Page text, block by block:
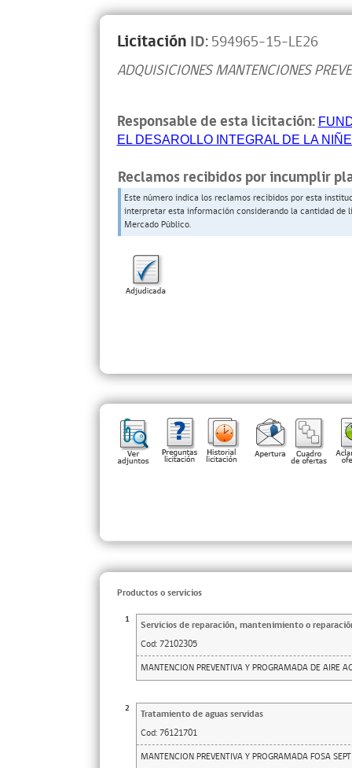
Licitación ID:594965-15-LE26
ADQUISICIONES MANTENCIONES
Responsable de esta licitación:
EL DESAROLLO INTEGRAL DE LA
Reclamos recibidos por incumplir
Este número indica los reclamos recibidos por esta
interpretar esta información considerando la cantidad
Mercado Público.
Productos o servicios
1
Servicios de reparación, mantenimiento o
Cod: 72102305
MANTENCION PREVENTIVA Y PROGRAMADA DE AIRE
2
Tratamiento de aguas servidas
Cod: 76121701
MANTENCION PREVENTIVA Y PROGRAMADA FOSA